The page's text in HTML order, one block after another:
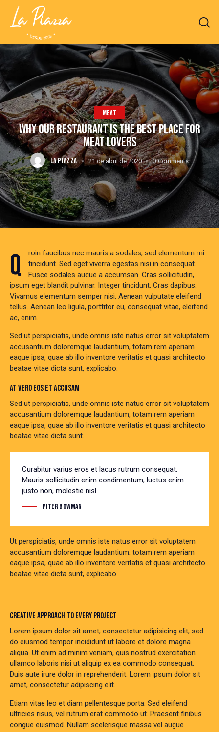
MEAT
WHY OUR RESTAURANT IS THE BEST PLACE FOR
MEAT LOVERS
LA PIAZZA 21 de abril de 2020 0 Comments
Qroin faucibus nec mauris a sodales, sed elementum mi
tincidunt. Sed eget viverra egestas nisi in consequat.
Fusce sodales augue a accumsan. Cras sollicitudin,
ipsum eget blandit pulvinar. Integer tincidunt. Cras dapibus.
Vivamus elementum semper nisi. Aenean vulputate eleifend
tellus. Aenean leo ligula, porttitor eu, consequat vitae, eleifend
ac, enim.
Sed ut perspiciatis, unde omnis iste natus error sit voluptatem
accusantium doloremque laudantium, totam rem aperiam
eaque ipsa, quae ab illo inventore veritatis et quasi architecto
beatae vitae dicta sunt, explicabo.
AT VERO EOS ET ACCUSAM
Sed ut perspiciatis, unde omnis iste natus error sit voluptatem
accusantium doloremque laudantium, totam rem aperiam
eaque ipsa, quae ab illo inventore veritatis et quasi architecto
beatae vitae dicta sunt.
Curabitur varius eros et lacus rutrum consequat.
Mauris sollicitudin enim condimentum, luctus enim
justo non, molestie nisl.
Piter Bowman
Ut perspiciatis, unde omnis iste natus error sit voluptatem
accusantium doloremque laudantium, totam rem aperiam
eaque ipsa, quae ab illo inventore veritatis et quasi architecto
beatae vitae dicta sunt, explicabo.
CREATIVE APPROACH TO EVERY PROJECT
Lorem ipsum dolor sit amet, consectetur adipisicing elit, sed
do eiusmod tempor incididunt ut labore et dolore magna
aliqua. Ut enim ad minim veniam, quis nostrud exercitation
ullamco laboris nisi ut aliquip ex ea commodo consequat.
Duis aute irure dolor in reprehenderit. Lorem ipsum dolor sit
amet, consectetur adipiscing elit.
Etiam vitae leo et diam pellentesque porta. Sed eleifend
ultricies risus, vel rutrum erat commodo ut. Praesent finibus
congue euismod. Nullam scelerisque massa vel augue